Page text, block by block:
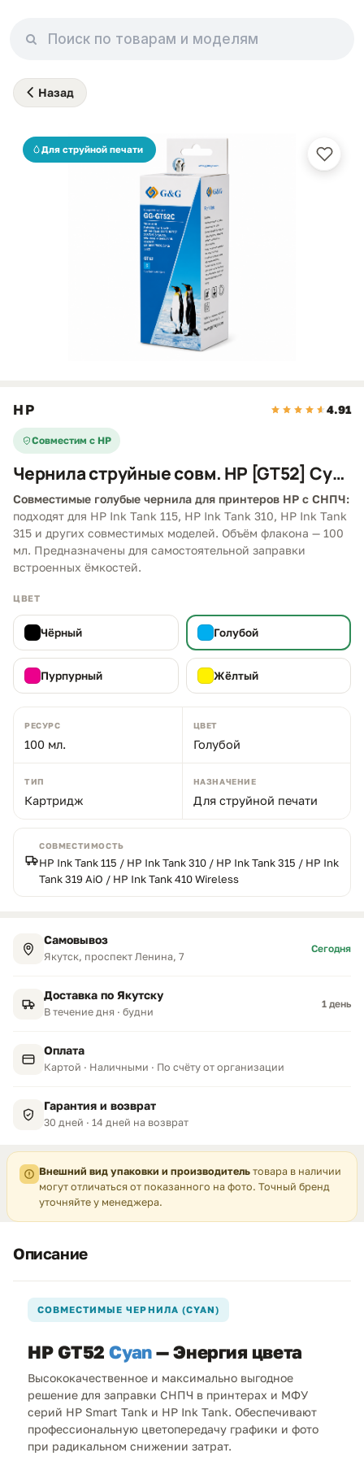
Назад
Для струйной печати
HP 4.91
Совместим с HP
Чернила струйные совм. HP [GT52] Cyan
Совместимые голубые чернила для принтеров HP с СНПЧ:
подходят для HP Ink Tank 115, HP Ink Tank 310, HP Ink Tank
315 и других совместимых моделей. Объём флакона — 100
мл. Предназначены для самостоятельной заправки
встроенных ёмкостей.
ЦВЕТ
Чёрный Голубой
Пурпурный Жёлтый
РЕСУРС
100 мл.
ЦВЕТ
Голубой
ТИП
Картридж
НАЗНАЧЕНИЕ
Для струйной печати
СОВМЕСТИМОСТЬ
HP Ink Tank 115 / HP Ink Tank 310 / HP Ink Tank 315 / HP Ink
Tank 319 AiO / HP Ink Tank 410 Wireless
Самовывоз
Якутск, проспект Ленина, 7
Сегодня
Доставка по Якутску
В течение дня · будни
1 день
Оплата
Картой · Наличными · По счёту от организации
Гарантия и возврат
30 дней · 14 дней на возврат
Внешний вид упаковки и производитель товара в наличии
могут отличаться от показанного на фото. Точный бренд
уточняйте у менеджера.
Описание
СОВМЕСТИМЫЕ ЧЕРНИЛА (CYAN)
HP GT52Cyan— Энергия цвета
Высококачественное и максимально выгодное
решение для заправки СНПЧ в принтерах и МФУ
серий HP Smart Tank и HP Ink Tank. Обеспечивают
профессиональную цветопередачу графики и фото
при радикальном снижении затрат.